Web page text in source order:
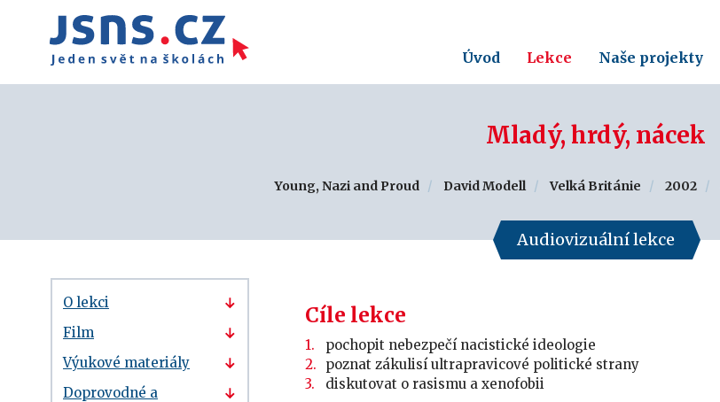
Úvod Lekce Naše projekty
Mladý, hrdý, nácek
Young, Nazi and Proud David Modell Velká Británie 2002
Audiovizuální lekce
O lekci
Film
Výukové materiály
Doprovodné a
Cíle lekce
pochopit nebezpečí nacistické ideologie
poznat zákulisí ultrapravicové politické strany
diskutovat o rasismu a xenofobii